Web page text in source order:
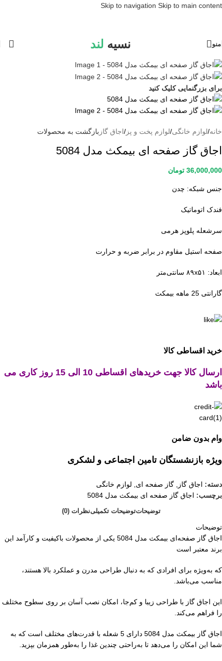
Skip to navigation Skip to main content
منو نسیه لند
برای بزرگنمایی کلیک کنید
خانه/لوازم خانگی/لوازم پخت و پز /اجاق گاز بازگشت به محصولات
اجاق گاز صفحه ای بیمکث مدل 5084
36,000,000 تومان
جنس شبکه: چدن
فندک اتوماتیک
سرشعله پلوپز هرمی
صفحه استیل مقاوم در برابر ضربه و حرارت
ابعاد: ۸۹x۵۱ سانتی‌متر
گارانتی 25 ماهه بیمکث
خرید اقساطی کالا
ارسال کالا جهت خریدهای اقساطی 10 الی 15 روز کاری می
باشد
وام بدون ضامن
ویژه بازنشستگان تامین اجتماعی و لشکری
دسته: اجاق گاز گاز صفحه ای
لوازم خانگی
برچسب: اجاق گاز صفحه ای بیمکث مدل 5084
توضیحاتتوضیحات تکمیلینظرات (0)
توضیحات
اجاق گاز صفحه‌ای بیمکث مدل 5084 یکی از محصولات باکیفیت و کارآمد این
برند معتبر است
که به‌ویژه برای افرادی که به دنبال طراحی مدرن و عملکرد بالا هستند،
مناسب می‌باشد.
این اجاق گاز با طراحی زیبا و کم‌جا، امکان نصب آسان بر روی سطوح مختلف
را فراهم می‌کند.
اجاق گاز بیمکث مدل 5084 دارای 5 شعله با قدرت‌های مختلف است که به
شما این امکان را می‌دهد تا به‌راحتی چندین غذا را به‌طور همزمان بپزید.